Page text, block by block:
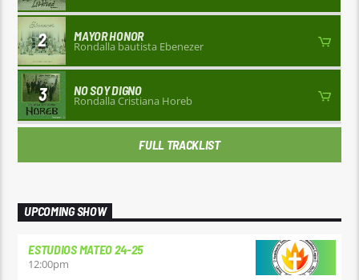
2 MAYOR HONOR
Rondalla bautista Ebenezer
3 NO SOY DIGNO
Rondalla Cristiana Horeb
FULL TRACKLIST
UPCOMING SHOW
ESTUDIOS MATEO 24-25
12:00pm